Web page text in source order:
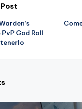
God Roll